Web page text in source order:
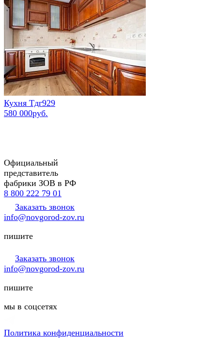
Кухня Тдг929
580 000руб.
Официальный
представитель
фабрики ЗОВ в РФ
8 800 222 79 01
Заказать звонок
info@novgorod-zov.ru
пишите
Заказать звонок
info@novgorod-zov.ru
пишите
мы в соцсетях
Политика конфиденциальности